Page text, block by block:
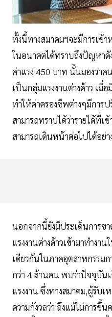
ทั้งนี้ทางสมาคมฯจะมีการเข้
ในอนาคตได้ทราบถึงปัญหาดั
ค่าแรง 450 บาท นั้นมองว่า
เป็นกลุ่มแรงงานต่างด้าว เมื่
ทำให้ค่าครองชีพต่างๆมีการ
สามารถทราบได้ว่ารายได้ที่
สามารถเดินหน้าต่อไปได้อย่า
นอกจากนี้ยังมีประเด็นการข
แรงงานต่างด้าวเข้ามาทำงา
เดียวกันในภาคอุตสาหกรรมก
กว่า 4 ล้านคน พบว่าปัจจุบัน
แรงงาน ซึ่งทางสมาคม,ผู้รับเ
ความกังวลว่า ถึงแม้ไม่การขึ้